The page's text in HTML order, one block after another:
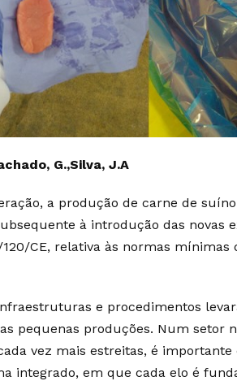
G.,Silva, J.A
a produção de carne de
à introdução das novas
CE, relativa às normas mínimas
e procedimentos
pequenas produções. Num setor
vez mais estreitas, é importante
integrado, em que cada elo é